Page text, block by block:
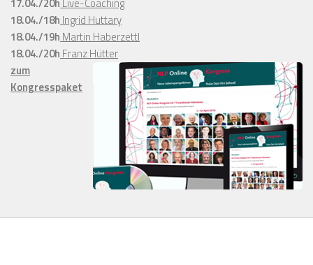
18.04./18h Ingrid Huttary
18.04./19h Martin Haberzettl
18.04./20h Franz Hütter
zum
Kongresspaket